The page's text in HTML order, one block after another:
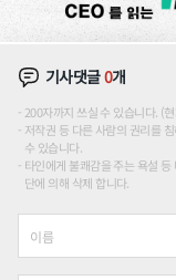
기사댓글0개
200자까지 쓰실 수 있습니다. (
저작권 등 다른 사람의 권리를
수 있습니다.
타인에게 불쾌감을 주는 욕설
단에 의해 삭제 합니다.